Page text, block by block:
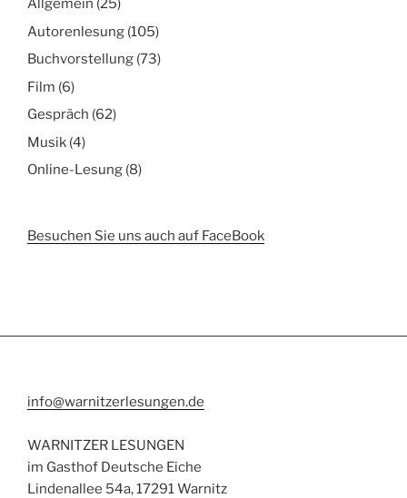
Allgemein (25)
Autorenlesung (105)
Buchvorstellung (73)
Film (6)
Gespräch (62)
Musik (4)
Online-Lesung (8)
Besuchen Sie uns auch auf FaceBook
info@warnitzerlesungen.de
WARNITZER LESUNGEN
im Gasthof Deutsche Eiche
Lindenallee 54a, 17291 Warnitz